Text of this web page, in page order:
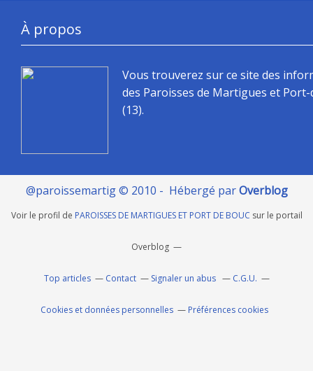
À propos
Vous trouverez sur ce site des
des Paroisses de Martigues et
(13).
@paroissemartig © 2010 - Hébergé parOverblog
Voir le profil de PAROISSES DE MARTIGUES ET PORT DE BOUC sur le portail
Overblog
Top articles Contact Signaler un abus C.G.U.
Cookies et données personnelles Préférences cookies